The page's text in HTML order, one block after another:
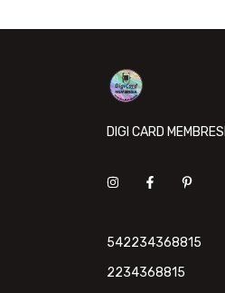
DIGI CARD
542234368815
2234368815